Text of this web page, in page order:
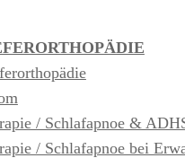
/ Schlafapnoe &
/ Schlafapnoe bei